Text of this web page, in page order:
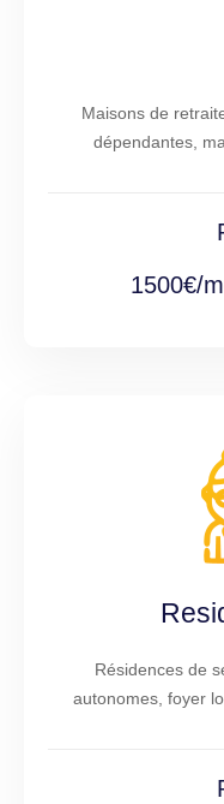
Maisons de
dépendantes,
1500€/
Résidences de
autonomes, foyer